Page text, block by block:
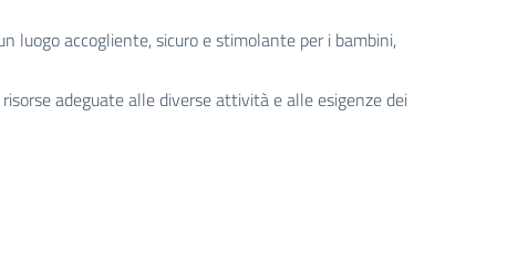
luogo accogliente, sicuro e stimolante per i bambini,
adeguate alle diverse attività e alle esigenze dei